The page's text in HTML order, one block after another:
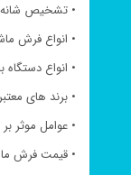
• تشخیص شانه و
• انواع فرش ماشینی
• انواع دستگاه
• برند های معتبر
• عوامل موثر بر
• قیمت فرش